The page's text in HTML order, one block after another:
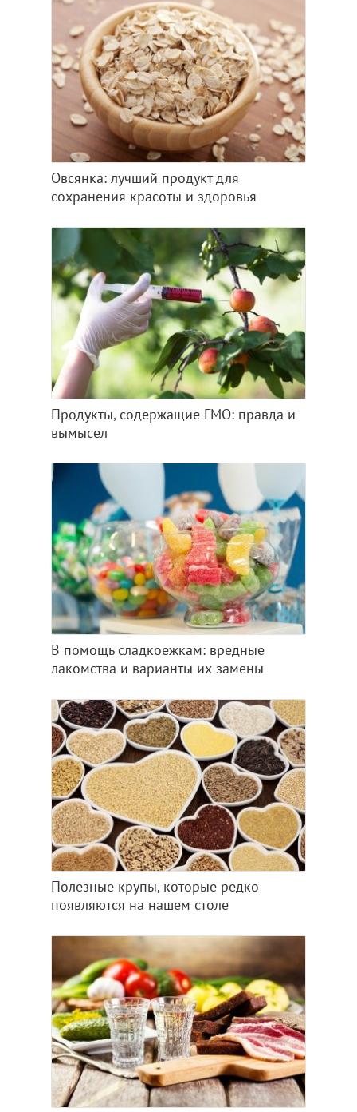
Овсянка: лучший продукт для
сохранения красоты и здоровья
Продукты, содержащие ГМО: правда и
вымысел
В помощь сладкоежкам: вредные
лакомства и варианты их замены
Полезные крупы, которые редко
появляются на нашем столе